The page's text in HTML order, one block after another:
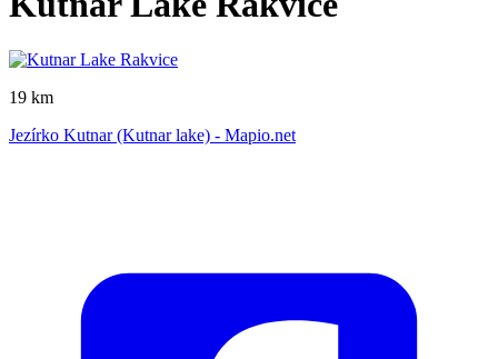
19 km
Jezírko Kutnar (Kutnar lake) - Mapio.net